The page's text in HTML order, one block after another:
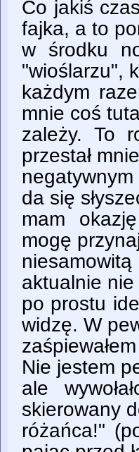
Co jakiś
fajka, a to
w środku
"wioślarzu",
każdym
mnie coś
zależy. To
przestał
da się
mam
mogę
aktualnie
po prostu
widzę. W
Nie jestem
ale
skierowany
różańca!"